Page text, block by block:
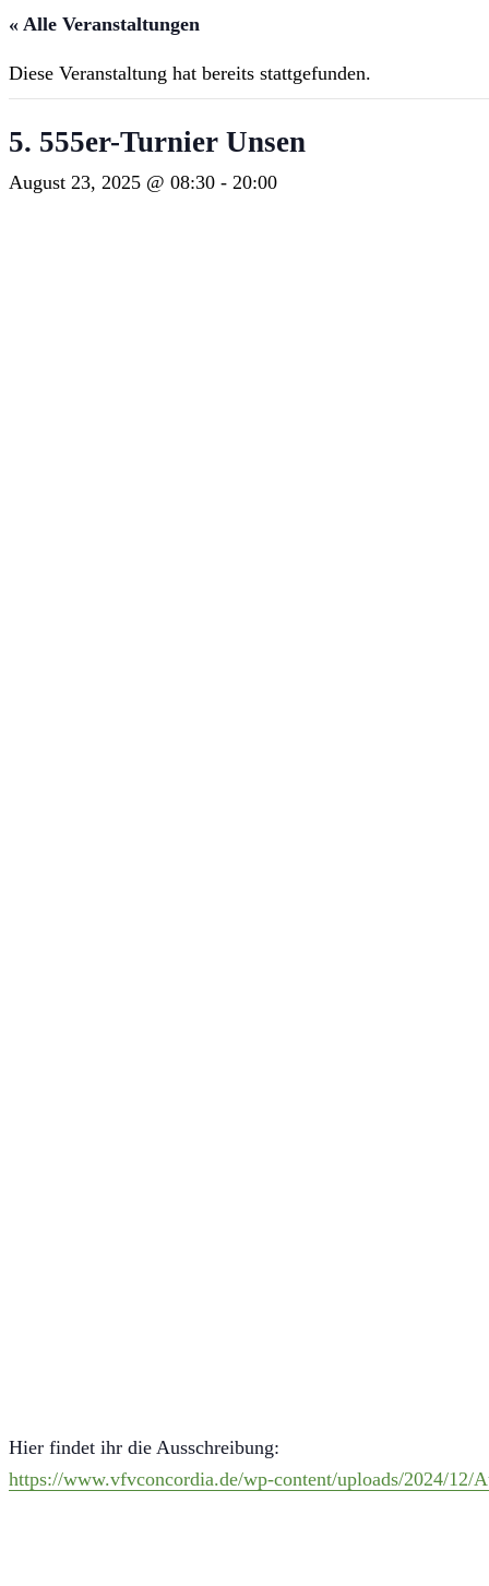
« Alle Veranstaltungen
Diese Veranstaltung hat bereits stattgefunden.
5. 555er-Turnier Unsen
August 23, 2025 @ 08:30 - 20:00
Hier findet ihr die Ausschreibung:
https://www.vfvconcordia.de/wp-content/uploads/2024/12/